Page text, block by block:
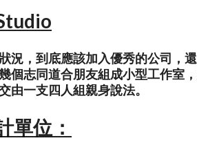
況，到底應該加入優秀的公司，
個志同道合朋友組成小型工作室
由一支四人組親身說法。
單位：